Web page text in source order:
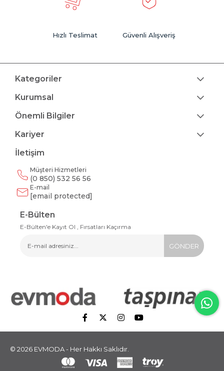
Hızlı Teslimat Güvenli Alışveriş
Kategoriler
Kurumsal
Önemli Bilgiler
Kariyer
İletişim
Müşteri Hizmetleri
(0 850) 532 56 56
E-mail
[email protected]
E-Bülten
E-Bülten'e Kayıt Ol , Fırsatları Kaçırma
GÖNDER
© 2026 EVMODA - Her Hakkı Saklıdır.